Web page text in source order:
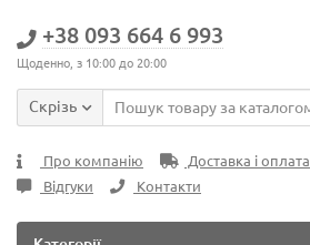
+38 093 664 6 993
Щоденно, з 10:00 до 20:00
Скрізь
Про компанію Доставка і оплата
Відгуки
Контакти